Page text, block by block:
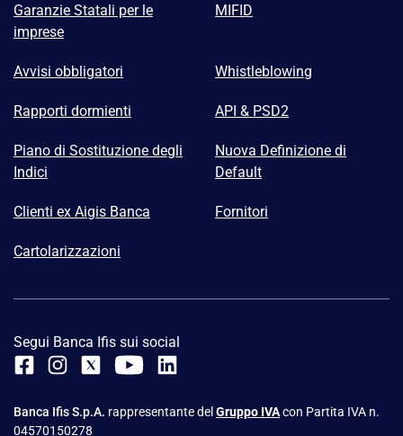
Garanzie Statali per le
imprese
MIFID
Avvisi obbligatori Whistleblowing
Rapporti dormienti API & PSD2
Piano di Sostituzione degli
Indici
Nuova Definizione di
Default
Clienti ex Aigis Banca Fornitori
Cartolarizzazioni
Segui Banca Ifis sui social
Banca Ifis S.p.A. rappresentante del Gruppo IVAcon Partita IVA n.
04570150278